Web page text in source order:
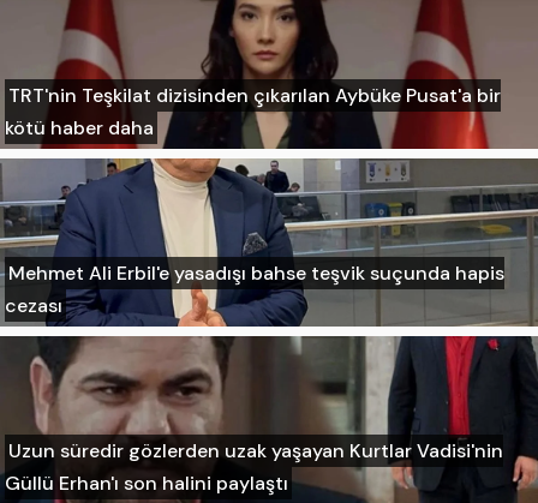
TRT'nin Teşkilat dizisinden çıkarılan Aybüke Pusat'a bir
kötü haber daha
Mehmet Ali Erbil'e yasadışı bahse teşvik suçunda hapis
cezası
Uzun süredir gözlerden uzak yaşayan Kurtlar Vadisi'nin
Güllü Erhan'ı son halini paylaştı